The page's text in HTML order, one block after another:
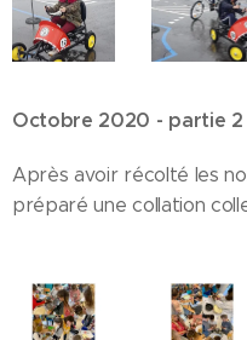
Octobre 2020 - partie 2
Après avoir récolté les
préparé une collation